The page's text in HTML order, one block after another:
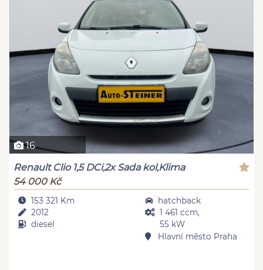
16
Renault Clio 1,5 DCi,2x Sada kol,Klima
54 000 Kč
153 321 Km
2012
diesel
hatchback
1 461 ccm,
55 kW
Hlavní město Praha